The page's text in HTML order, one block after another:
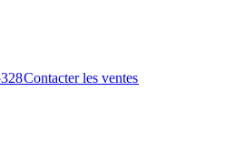
Contacter les ventes​​